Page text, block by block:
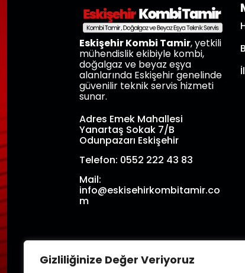
Gizliliğinize Değer Veriyoruz
Eskişehir Kombi Tamir, yetkili
mühendislik ekibiyle kombi,
doğalgaz ve beyaz eşya
alanlarında Eskişehir genelinde
güvenilir teknik servis hizmeti
sunar.
Adres Emek Mahallesi
Yanartaş Sokak 7/B
Odunpazarı Eskişehir
Telefon: 0552 222 43 83
Mail:
info@eskisehirkombitamir.co
m